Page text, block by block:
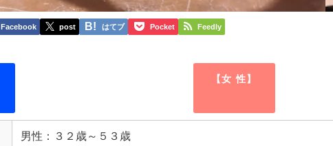
Facebook post はてブ Pocket Feedly
【女 性】
男性：３２歳～５３歳